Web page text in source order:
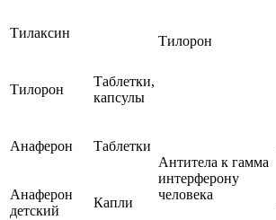
Тилорон
Тилаксин
Тилорон
Таблетки,
капсулы
Анаферон
Таблетки
Антитела к гамма
интерферону
человека
Анаферон
детский
Капли